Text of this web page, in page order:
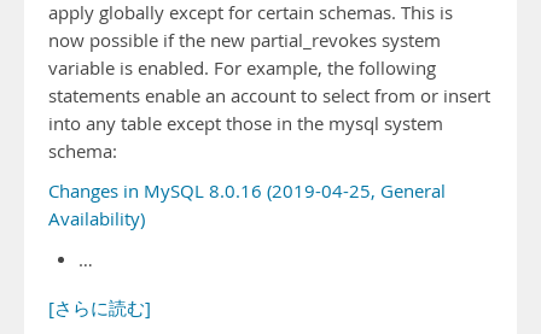
apply globally except for certain schemas. This is
now possible if the new partial_revokes system
variable is enabled. For example, the following
statements enable an account to select from or insert
into any table except those in the mysql system
schema:
Changes in MySQL 8.0.16 (2019-04-25, General
Availability)
…
[さらに読む]